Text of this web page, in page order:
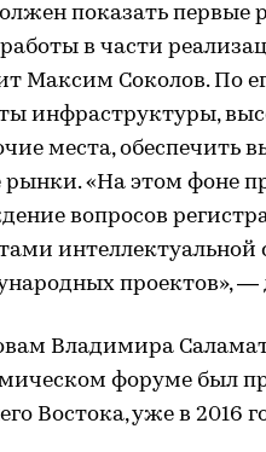
показать первые
работы в части
Максим Соколов. По
инфраструктуры,
места, обеспечить
рынки. «На этом фоне
вопросов
интеллектуальной
проектов», —
Владимира
форуме был
Востока, уже в 2016